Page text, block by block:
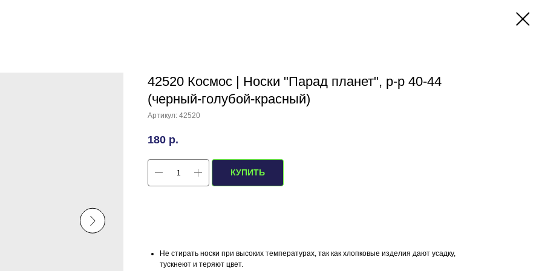
42520 Космос | Носки "Парад планет", р-р 40-44
(черный-голубой-красный)
Артикул: 42520
180 р.
КУПИТЬ
Не стирать носки при высоких температурах, так как хлопковые изделия дают усадку,
тускнеют и теряют цвет.